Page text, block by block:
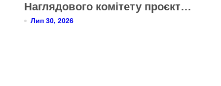
Наглядового комітету проєкту
Twinning для Міністерства
Лип 30, 2026